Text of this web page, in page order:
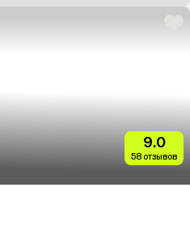
9.0
58 отзывов